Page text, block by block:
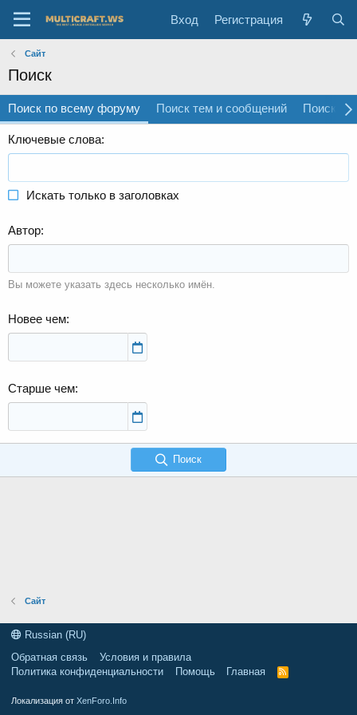
Вход Регистрация
Сайт
Поиск
Поиск по всему форуму Поиск тем и сообщений Поиск
Ключевые слова
Искать только в заголовках
Автор
Вы можете указать здесь несколько имён.
Новее чем
Старше чем
Поиск
Сайт
Russian (RU)
Обратная связь
Условия и правила
Политика конфиденциальности
Помощь Главная
R
Локализация от XenForo.Info